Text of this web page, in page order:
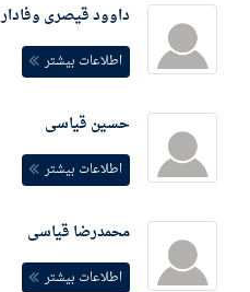
داوود قیصری وفادار
اطلاعات بیشتر
حسین قیاسی
اطلاعات بیشتر
محمدرضا قیاسی
اطلاعات بیشتر